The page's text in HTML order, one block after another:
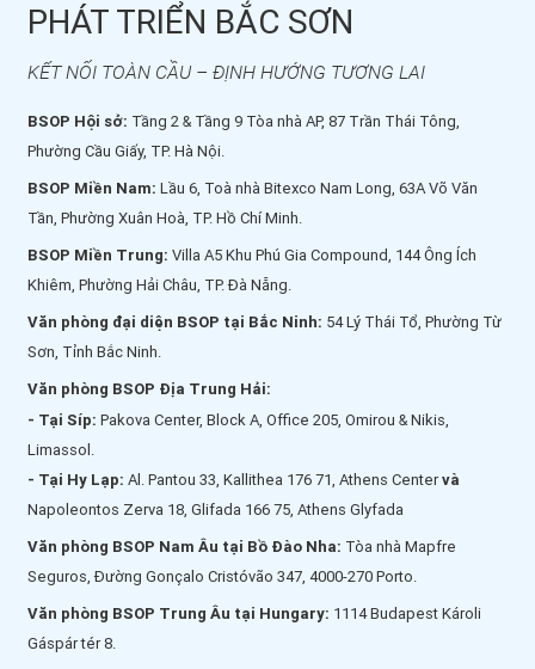
PHÁT TRIỂN BẮC SƠN
KẾT NỐI TOÀN CẦU – ĐỊNH HƯỚNG TƯƠNG LAI
BSOP Hội sở: Tầng 2 & Tầng 9 Tòa nhà AP, 87 Trần Thái Tông,
Phường Cầu Giấy, TP. Hà Nội.
BSOP Miền Nam: Lầu 6, Toà nhà Bitexco Nam Long, 63A Võ Văn
Tần, Phường Xuân Hoà, TP. Hồ Chí Minh.
BSOP Miền Trung: Villa A5 Khu Phú Gia Compound, 144 Ông Ích
Khiêm, Phường Hải Châu, TP. Đà Nẵng.
Văn phòng đại diện BSOP tại Bắc Ninh: 54 Lý Thái Tổ, Phường Từ
Sơn, Tỉnh Bắc Ninh.
Văn phòng BSOP Địa Trung Hải:
- Tại Síp: Pakova Center, Block A, Office 205, Omirou & Nikis,
Limassol.
- Tại Hy Lạp: Al. Pantou 33, Kallithea 176 71, Athens Centervà
Napoleontos Zerva 18, Glifada 166 75, Athens Glyfada
Văn phòng BSOP Nam Âu tại Bồ Đào Nha: Tòa nhà Mapfre
Seguros, Đường Gonçalo Cristóvão 347, 4000-270 Porto.
Văn phòng BSOP Trung Âu tại Hungary: 1114 Budapest Károli
Gáspár tér 8.